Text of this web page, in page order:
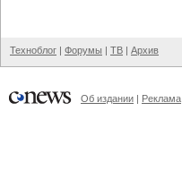
Техноблог | Форумы | ТВ | Архив
Об издании | Реклама